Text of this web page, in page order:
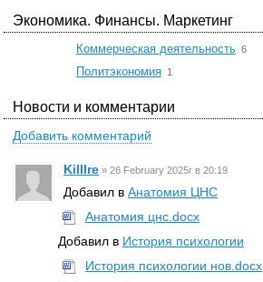
Экономика. Финансы. Маркетинг
Коммерческая деятельность 6
Политэкономия 1
Новости и комментарии
Добавить комментарий
Killlre » 26 February 2025г в 20:19
Добавил в Анатомия ЦНС
Анатомия цнс.docx
Добавил в История психологии
История психологии нов.docx